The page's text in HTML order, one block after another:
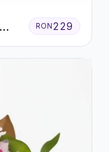
RON 229